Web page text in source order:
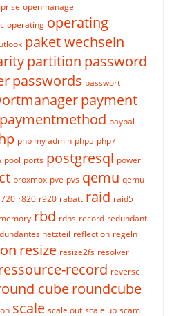
openmanage
operating operating
paket wechseln
partition password
passwords passwort
payment
paymentmethod paypal
php my admin php5 php7
pool ports postgresql power
proxmox pve pvs qemu qemu-
r820 r920 rabatt raid raid5
rbd rdns record redundant
netzteil reflection regeln
resize resize2fs resolver
record reverse
cuberoundcube
scale scale out scale up scam